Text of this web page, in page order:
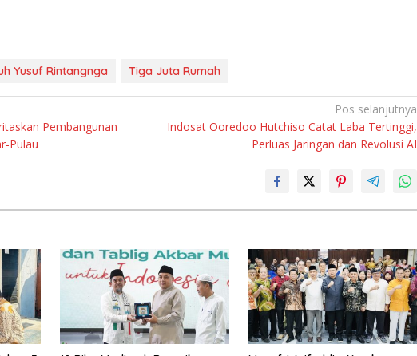
Yusuf Rintangnga Tiga Juta Rumah
Pembangunan
Pulau
Pos selanjutnya
Indosat Ooredoo Hutchiso Catat Laba Tertinggi,
Perluas Jaringan dan Revolusi AI